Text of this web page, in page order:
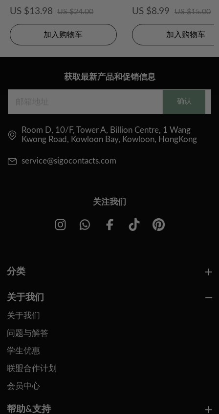
US $13.98 US $24.00
加入购物车
US $8.99 US $15.00
加入购物车
获取最新产品和促销信息
确认
Room D, 10/F, Tower A, Billion Centre, 1 Wang
Kwong Road, Kowloon Bay, Kowloon, HongKong
service@sigocontacts.com
关注我们
分类
关于我们
关于我们
问题与解答
学生优惠
联盟合作计划
会员中心
帮助&支持